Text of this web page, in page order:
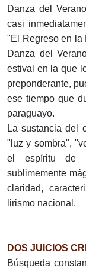
Danza del
casi
"El Regreso en la
Danza del
estival en la que
preponderante,
ese tiempo que
paraguayo.
La sustancia del
"luz y sombra",
el espíritu de
sublimemente
claridad,
lirismo nacional.
DOS JUICIOS
Búsqueda